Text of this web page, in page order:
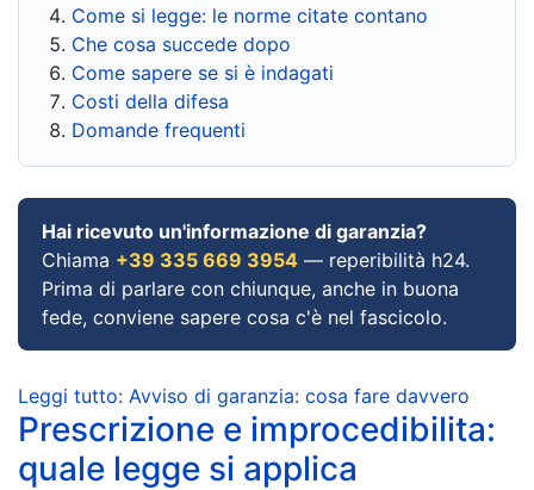
Come si legge: le norme citate contano
Che cosa succede dopo
Come sapere se si è indagati
Costi della difesa
Domande frequenti
Hai ricevuto un'informazione di garanzia?
Chiama +39 335 669 3954 — reperibilità h24.
Prima di parlare con chiunque, anche in buona
fede, conviene sapere cosa c'è nel fascicolo.
Leggi tutto: Avviso di garanzia: cosa fare davvero
Prescrizione e improcedibilita:
quale legge si applica